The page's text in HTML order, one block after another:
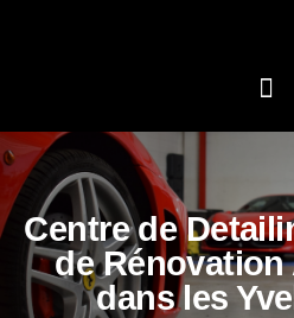
Centre de
de
dans les